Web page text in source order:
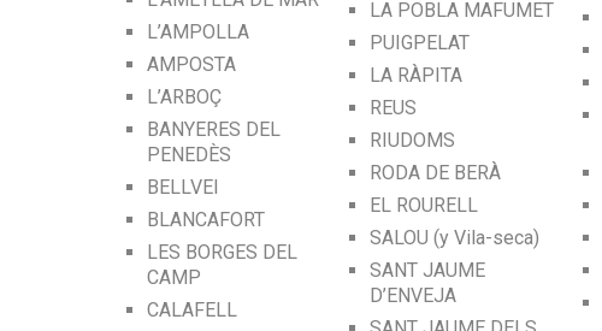
L’AMPOLLA
AMPOSTA
L’ARBOÇ
BANYERES DEL
PENEDÈS
BELLVEI
BLANCAFORT
LES BORGES DEL
CAMP
CALAFELL
LA POBLA MAFUMET
PUIGPELAT
LA RÀPITA
REUS
RIUDOMS
RODA DE BERÀ
EL ROURELL
SALOU (y Vila-seca)
SANT JAUME
D’ENVEJA